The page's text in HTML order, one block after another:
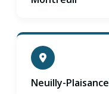
Neuilly-Plaisance